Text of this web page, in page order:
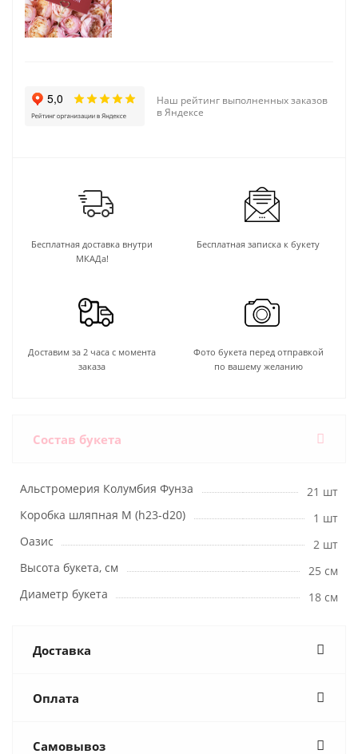
Наш рейтинг выполненных заказов
в Яндексе
Бесплатная доставка внутри
МКАДа!
Бесплатная записка к букету
Доставим за 2 часа с момента
заказа
Фото букета перед отправкой
по вашему желанию
Состав букета
Альстромерия Колумбия Фунза
21 шт
Коробка шляпная M (h23-d20)
1 шт
Оазис
2 шт
Высота букета, см
25 см
Диаметр букета
18 см
Доставка
Оплата
Самовывоз